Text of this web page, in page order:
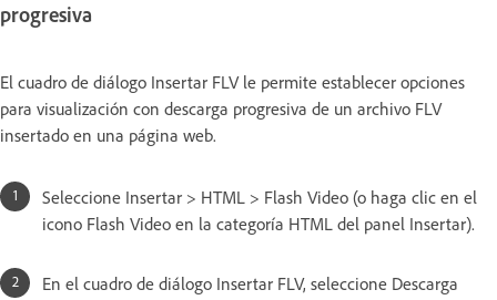
progresiva
El cuadro de diálogo Insertar FLV le permite establecer opciones
para visualización con descarga progresiva de un archivo FLV
insertado en una página web.
Seleccione Insertar > HTML > Flash Video (o haga clic en el
icono Flash Video en la categoría HTML del panel Insertar).
En el cuadro de diálogo Insertar FLV, seleccione Descarga